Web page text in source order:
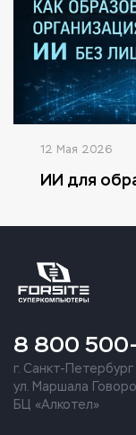
12 Мая 2026
ИИ для
8 800
г. Санкт-Петербург
ул. Маршала
БЦ «Алкотел»